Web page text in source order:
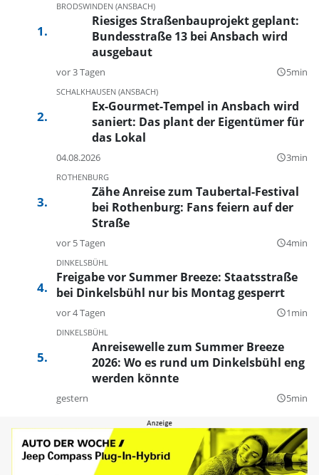
BRODSWINDEN (ANSBACH)
Riesiges Straßenbauprojekt geplant:
Bundesstraße 13 bei Ansbach wird
ausgebaut
vor 3 Tagen query_builder5min
SCHALKHAUSEN (ANSBACH)
Ex-Gourmet-Tempel in Ansbach wird
saniert: Das plant der Eigentümer für
das Lokal
04.08.2026 query_builder3min
ROTHENBURG
Zähe Anreise zum Taubertal-Festival
bei Rothenburg: Fans feiern auf der
Straße
vor 5 Tagen query_builder4min
DINKELSBÜHL
Freigabe vor Summer Breeze: Staatsstraße
bei Dinkelsbühl nur bis Montag gesperrt
vor 4 Tagen query_builder1min
DINKELSBÜHL
Anreisewelle zum Summer Breeze
2026: Wo es rund um Dinkelsbühl eng
werden könnte
gestern query_builder5min